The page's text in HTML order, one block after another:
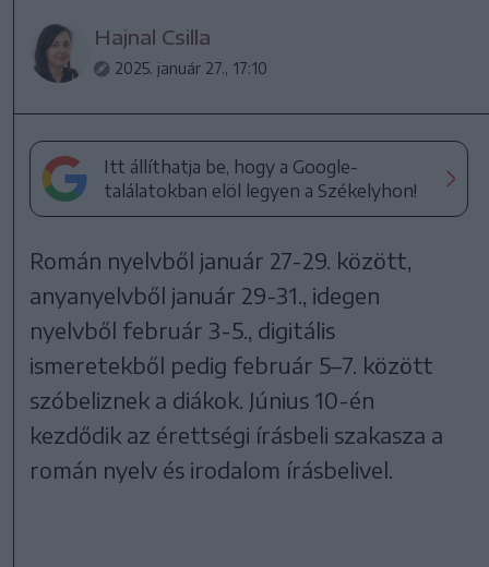
Hajnal Csilla
2025. január 27., 17:10
Itt állíthatja be, hogy a Google-
találatokban elöl legyen a Székelyhon!
Román nyelvből január 27-29. között,
anyanyelvből január 29-31., idegen
nyelvből február 3-5., digitális
ismeretekből pedig február 5–7. között
szóbeliznek a diákok. Június 10-én
kezdődik az érettségi írásbeli szakasza a
román nyelv és irodalom írásbelivel.